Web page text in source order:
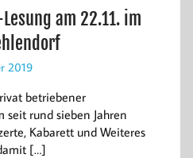
am 22.11. im
2019
betriebener
seit rund sieben Jahren
Kabarett und Weiteres
[…]